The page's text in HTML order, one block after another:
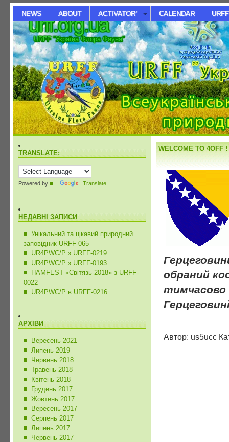
NEWS ABOUT ACTIVATOR’ CALENDAR
urff.org.ua
URFF "Україна Флора Фауна"
TRANSLATE:
Powered by Translate
НЕДАВНІ ЗАПИСИ
Унікальний та цікавий природний
заповідник URFF-065
UR4PWC/P з URFF-0219
UR4PWC/P з URFF-0193
HAMFEST «Світязь-2018» з URFF-
0022
UR4PWC/P в URFF-0216
АРХІВИ
Вересень 2021
Липень 2019
Червень 2018
Травень 2018
Квітень 2018
Грудень 2017
Жовтень 2017
Вересень 2017
Серпень 2017
Липень 2017
Червень 2017
WELCOME TO 4OFF !
обраний
тимчасово
Автор: us5ucc